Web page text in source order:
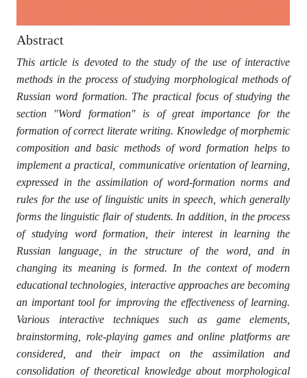
Abstract
This article is devoted to the study of the use of interactive
methods in the process of studying morphological methods of
Russian word formation. The practical focus of studying the
section "Word formation" is of great importance for the
formation of correct literate writing. Knowledge of morphemic
composition and basic methods of word formation helps to
implement a practical, communicative orientation of learning,
expressed in the assimilation of word-formation norms and
rules for the use of linguistic units in speech, which generally
forms the linguistic flair of students. In addition, in the process
of studying word formation, their interest in learning the
Russian language, in the structure of the word, and in
changing its meaning is formed. In the context of modern
educational technologies, interactive approaches are becoming
an important tool for improving the effectiveness of learning.
Various interactive techniques such as game elements,
brainstorming, role-playing games and online platforms are
considered, and their impact on the assimilation and
consolidation of theoretical knowledge about morphological